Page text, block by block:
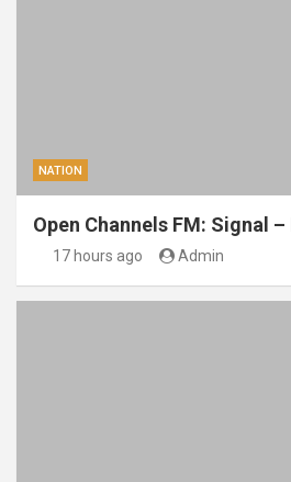
NATION
Open Channels FM: Signal –
17 hours ago Admin